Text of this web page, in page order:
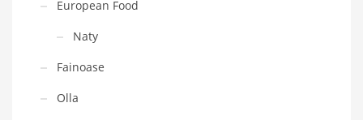
European Food
Naty
Fainoase
Olla